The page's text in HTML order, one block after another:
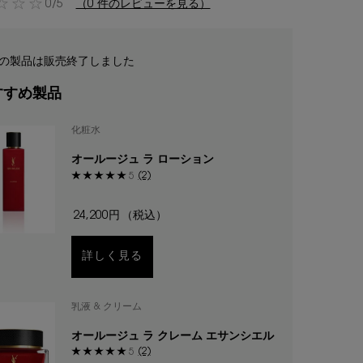
0/5 （0 件のレビューを見る）
製品は販売終了しました
すめ製品
化粧水
オールージュ ラ ローション
5 (2)
24,200円 （税込）
詳しく見る
乳液 & クリーム
オールージュ ラ クレーム エサンシエル
5 (2)